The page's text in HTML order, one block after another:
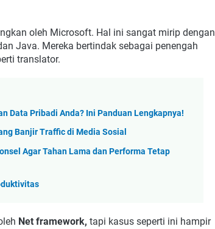
oleh Microsoft. Hal ini sangat mirip dengan
Java. Mereka bertindak sebagai penengah
translator.
Data Pribadi Anda? Ini Panduan Lengkapnya!
Banjir Traffic di Media Sosial
Agar Tahan Lama dan Performa Tetap
Net framework, tapi kasus seperti ini hampir